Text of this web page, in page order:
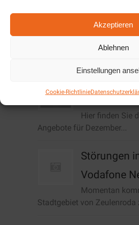
Akzeptieren
Ablehnen
Einstellungen
Cookie-Richtlinie
Cookie-Richtlinie (EU)
Aktuelles / News
Hier finden Sie
Angebote für Dezember...
Störungen
Vodafone
Momentan
Stadtgebiet von Zeulenroda